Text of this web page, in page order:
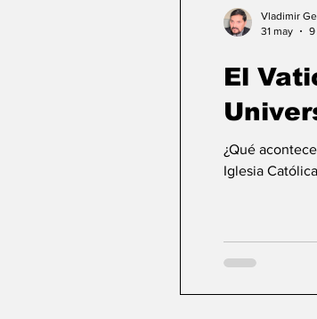
El
¿Qué
Iglesia
Vladimir
31 may
9